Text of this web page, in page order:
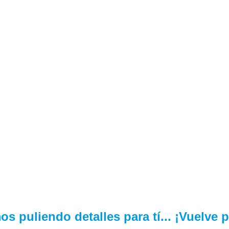
puliendo detalles para tí... ¡Vuelve